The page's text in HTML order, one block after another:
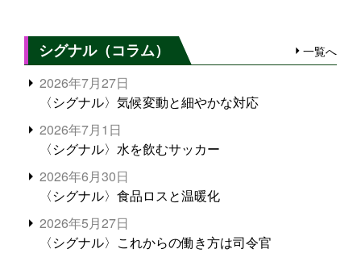
シグナル（コラム） 一覧へ
2026年7月27日
〈シグナル〉気候変動と細やかな対応
2026年7月1日
〈シグナル〉水を飲むサッカー
2026年6月30日
〈シグナル〉食品ロスと温暖化
2026年5月27日
〈シグナル〉これからの働き方は司令官